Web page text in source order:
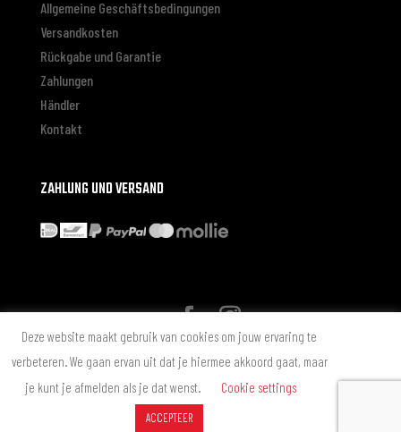
Allgemeine Geschäftsbedingungen
Versandkosten
Rückgabe und Garantie
Zahlungen
Händler
Kontakt
ZAHLUNG UND VERSAND
* Alle genoemde prijzen zijn in Euro inclusief BTW zonder
verzendkosten, tenzij anders aangegeven.
© 2025 chemicalguys.cleaning - Alle rechten voorbehouden. Design by
Chemical Guys
Deze website maakt gebruik van cookies om jouw ervaring te
verbeteren. We gaan ervan uit dat je hiermee akkoord gaat, maar
je kunt je afmelden als je dat wenst.
Cookie settings
ACCEPTEER